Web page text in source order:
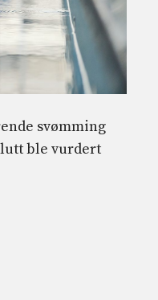
svømming
ble vurdert